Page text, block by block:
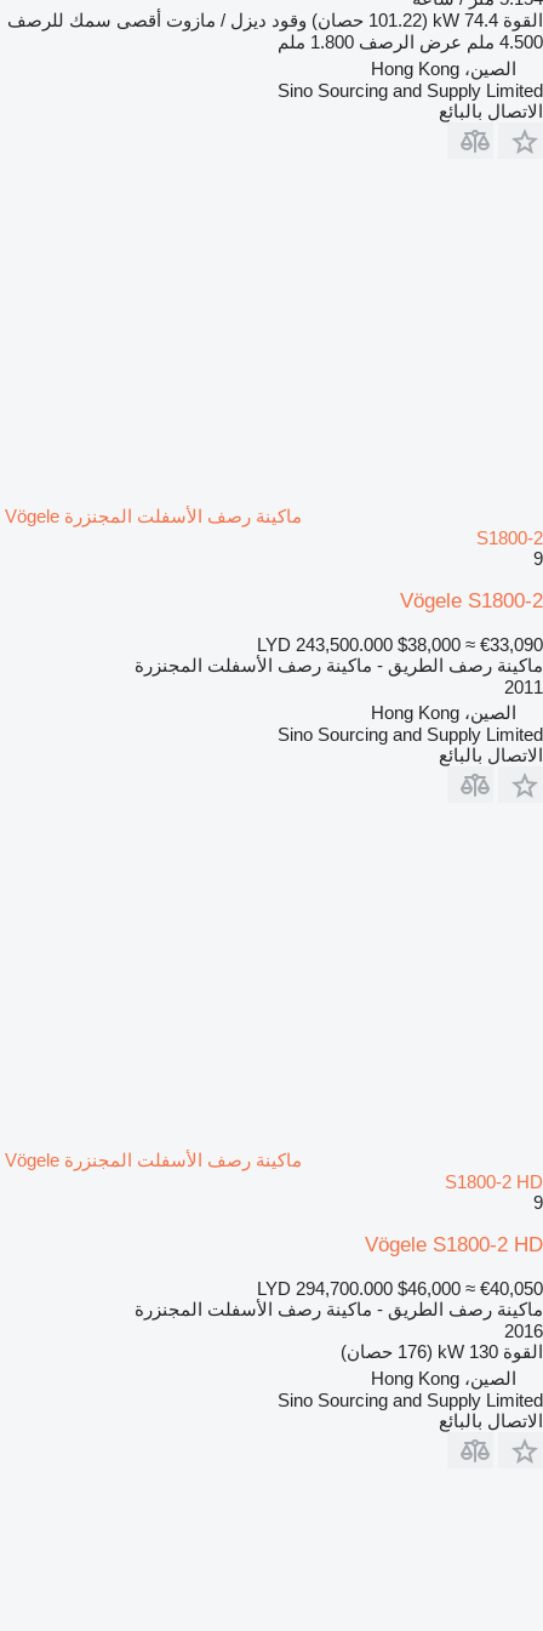
القوة 74.4 kW (101.22 حصان) وقود ديزل / مازوت أقصى سمك للرصف
4.500 ملم
عرض الرصف 1.800 ملم
الصين، Hong Kong
Sino Sourcing and Supply Limited
الاتصال بالبائع
ماكينة رصف الأسفلت المجنزرة Vögele
S1800-2
9
Vögele S1800-2
LYD 243,500.000 $38,000 ≈ €33,090
ماكينة رصف الطريق - ماكينة رصف الأسفلت المجنزرة
2011
الصين، Hong Kong
Sino Sourcing and Supply Limited
الاتصال بالبائع
ماكينة رصف الأسفلت المجنزرة Vögele
S1800-2 HD
9
Vögele S1800-2 HD
LYD 294,700.000 $46,000 ≈ €40,050
ماكينة رصف الطريق - ماكينة رصف الأسفلت المجنزرة
2016
القوة 130 kW (176 حصان)
الصين، Hong Kong
Sino Sourcing and Supply Limited
الاتصال بالبائع